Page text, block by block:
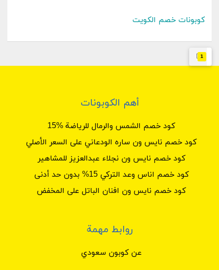
1
كوبونات خصم الكويت
أهم الكوبونات
كود خصم الشمس والرمال للرياضة %15
كود خصم نايس ون ساره الودعاني على السعر الأصلي
كود خصم نايس ون نجلاء عبدالعزيز للمشاهير
كود خصم اناس وعد التركي 15% بدون حد أدنى
كود خصم نايس ون افنان الباتل على المخفض
روابط مهمة
عن كوبون سعودي